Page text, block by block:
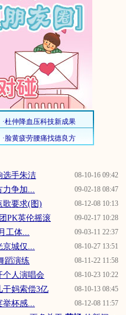
08-10-16 09:42
选手朱洁
09-02-18 08:47
争加...
08-12-08 10:13
歌要求(图)
09-02-17 10:28
PK英伦摇滚
09-03-11 22:37
工体...
08-10-27 13:51
城仅...
08-11-22 11:58
蹈演练
08-10-23 10:22
个人演唱会
08-10-13 08:45
干妈索偿3亿
08-12-08 11:57
杯感...